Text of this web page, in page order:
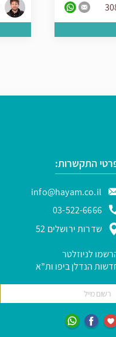
התקשרות:
info@hayam.co.il
03-522-6666
שדרות ירושלים 52
לניוזלטר
הנדלן ביפו ות”א